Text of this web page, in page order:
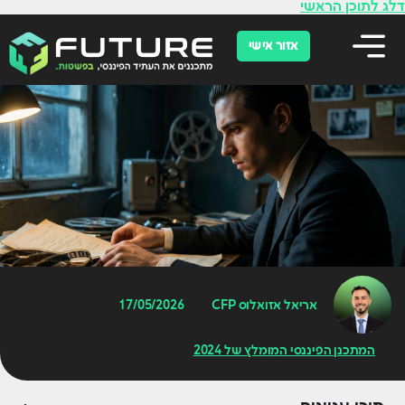
לתוכן
דלג לתוכן הראשי
אזור אישי
אריאל אזואלוס CFP 17/05/2026
המתכנן הפיננסי המומלץ של 2024